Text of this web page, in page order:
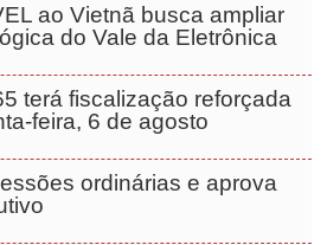
ao Vietnã busca ampliar
do Vale da Eletrônica
terá fiscalização reforçada
feira, 6 de agosto
ordinárias e aprova